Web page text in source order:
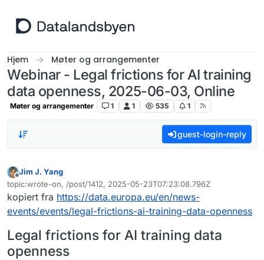
Hjem Møter og arrangementer
Webinar - Legal frictions for AI training
data openness, 2025-06-03, Online
Møter og arrangementer 1 1 535 1
guest-login-reply
Frakoblet
Jim J. Yang
topic:wrote-on, /post/1412, 2025-05-23T07:23:08.796Z
Sist endret av
kopiert fra https://data.europa.eu/en/news-
events/events/legal-frictions-ai-training-data-openness
Legal frictions for AI training data
openness